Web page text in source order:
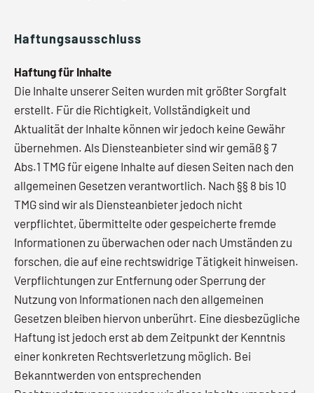
Haftungsausschluss
Haftung für Inhalte
Die Inhalte unserer Seiten wurden mit größter Sorgfalt
erstellt. Für die Richtigkeit, Vollständigkeit und
Aktualität der Inhalte können wir jedoch keine Gewähr
übernehmen. Als Diensteanbieter sind wir gemäß § 7
Abs.1 TMG für eigene Inhalte auf diesen Seiten nach den
allgemeinen Gesetzen verantwortlich. Nach §§ 8 bis 10
TMG sind wir als Diensteanbieter jedoch nicht
verpflichtet, übermittelte oder gespeicherte fremde
Informationen zu überwachen oder nach Umständen zu
forschen, die auf eine rechtswidrige Tätigkeit hinweisen.
Verpflichtungen zur Entfernung oder Sperrung der
Nutzung von Informationen nach den allgemeinen
Gesetzen bleiben hiervon unberührt. Eine diesbezügliche
Haftung ist jedoch erst ab dem Zeitpunkt der Kenntnis
einer konkreten Rechtsverletzung möglich. Bei
Bekanntwerden von entsprechenden